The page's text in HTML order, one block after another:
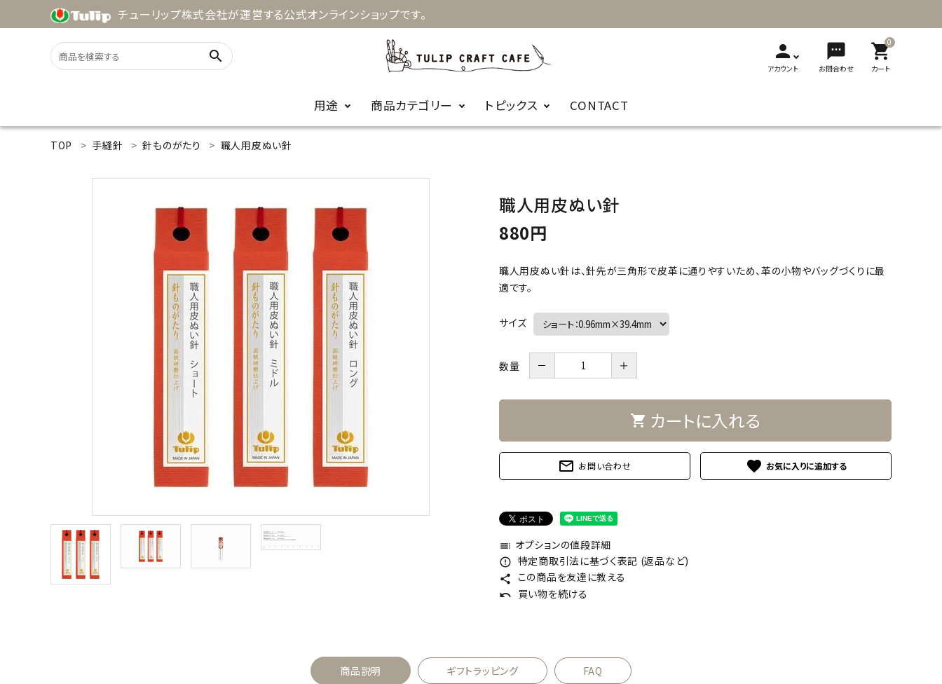
チューリップ株式会社が運営する公式オンラインショップです。
search person
アカウント
sms
お問合わせ
0
shopping_cart
カート
用途
編み物 ビーズ
商品カテゴリー
レース針
トピックス
商品に関するＦ
ＡＱ
製品カタログ
CONTACT
ACCOUNT MENU
search
特定商取引法について
TOP 手縫針 針ものがたり 職人用皮ぬい針
職人用皮ぬい針
880円
職人用皮ぬい針は、針先が三角形で皮革に通りやすいため、革の小物やバッグづくりに最
適です。
サイズ
数量 － ＋
shopping_cart カートに入れる
mail_outline お問い合わせ favorite
toc オプションの値段詳細
error_outline 特定商取引法に基づく表記 (返品など)
share この商品を友達に教える
undo 買い物を続ける
商品説明 ギフトラッピング FAQ